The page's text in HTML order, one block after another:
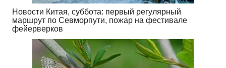
Новости Китая, суббота: первый регулярный
маршрут по Севморпути, пожар на фестивале
фейерверков